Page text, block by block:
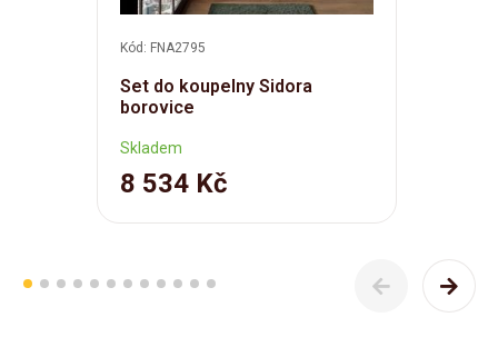
Kód: FNA2795
Set do koupelny Sidora
borovice
Skladem
8 534 Kč